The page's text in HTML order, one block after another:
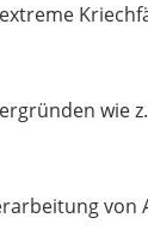
extreme
wie
von